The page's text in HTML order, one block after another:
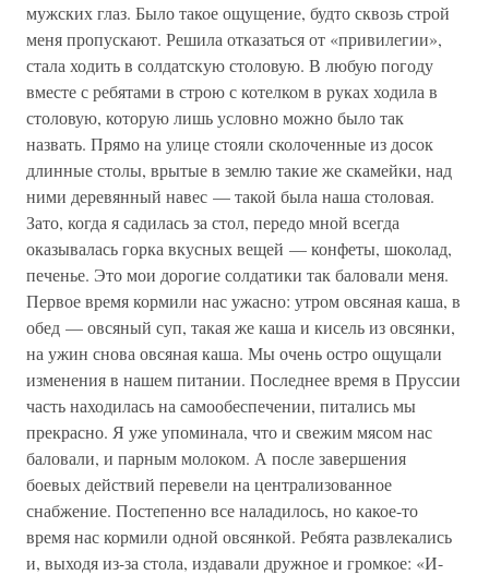
мужских глаз. Было такое ощущение, будто сквозь строй
меня пропускают. Решила отказаться от «привилегии»,
стала ходить в солдатскую столовую. В любую погоду
вместе с ребятами в строю с котелком в руках ходила в
столовую, которую лишь условно можно было так
назвать. Прямо на улице стояли сколоченные из досок
длинные столы, врытые в землю такие же скамейки, над
ними деревянный навес — такой была наша столовая.
Зато, когда я садилась за стол, передо мной всегда
оказывалась горка вкусных вещей — конфеты, шоколад,
печенье. Это мои дорогие солдатики так баловали меня.
Первое время кормили нас ужасно: утром овсяная каша, в
обед — овсяный суп, такая же каша и кисель из овсянки,
на ужин снова овсяная каша. Мы очень остро ощущали
изменения в нашем питании. Последнее время в Пруссии
часть находилась на самообеспечении, питались мы
прекрасно. Я уже упоминала, что и свежим мясом нас
баловали, и парным молоком. А после завершения
боевых действий перевели на централизованное
снабжение. Постепенно все наладилось, но какое-то
время нас кормили одной овсянкой. Ребята развлекались
и, выходя из-за стола, издавали дружное и громкое: «И-